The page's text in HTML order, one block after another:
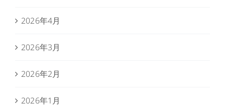
2026年4月
2026年3月
2026年2月
2026年1月